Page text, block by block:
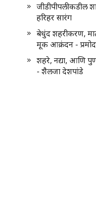
जीडीपीपलीकडील
हरिहर सारंग
बेधुंद शहरीकरण,
मूक आक्रंदन -
शहरे, नद्या, आणि
- शैलजा देशपांडे